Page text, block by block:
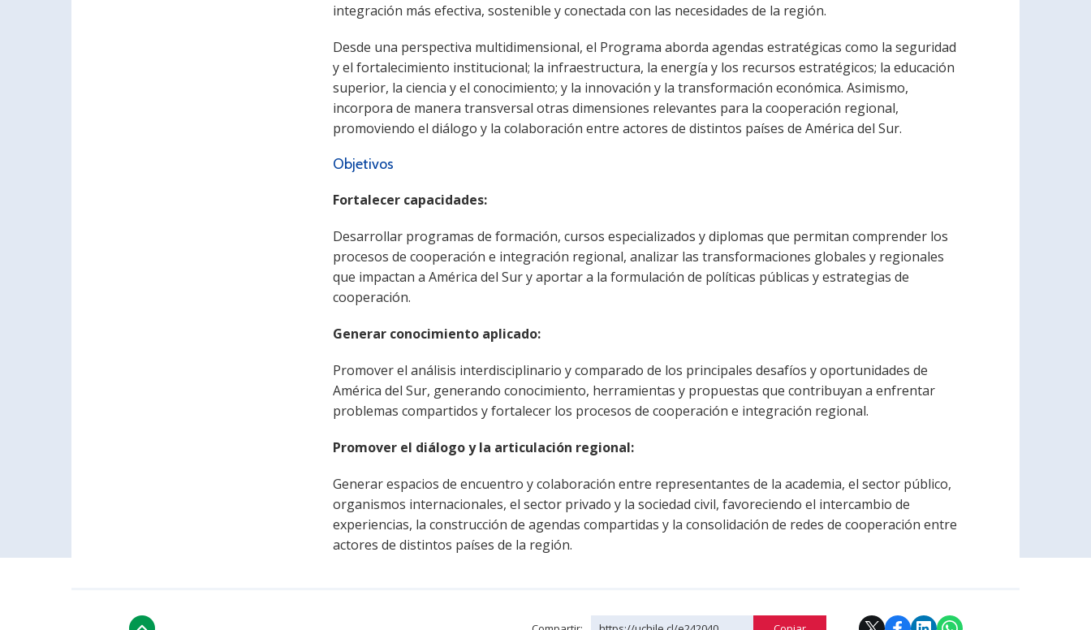
integración más efectiva, sostenible y conectada con las necesidades de la región.
Desde una perspectiva multidimensional, el Programa aborda agendas estratégicas como la seguridad
y el fortalecimiento institucional; la infraestructura, la energía y los recursos estratégicos; la educación
superior, la ciencia y el conocimiento; y la innovación y la transformación económica. Asimismo,
incorpora de manera transversal otras dimensiones relevantes para la cooperación regional,
promoviendo el diálogo y la colaboración entre actores de distintos países de América del Sur.
Objetivos
Fortalecer capacidades:
Desarrollar programas de formación, cursos especializados y diplomas que permitan comprender los
procesos de cooperación e integración regional, analizar las transformaciones globales y regionales
que impactan a América del Sur y aportar a la formulación de políticas públicas y estrategias de
cooperación.
Generar conocimiento aplicado:
Promover el análisis interdisciplinario y comparado de los principales desafíos y oportunidades de
América del Sur, generando conocimiento, herramientas y propuestas que contribuyan a enfrentar
problemas compartidos y fortalecer los procesos de cooperación e integración regional.
Promover el diálogo y la articulación regional:
Generar espacios de encuentro y colaboración entre representantes de la academia, el sector público,
organismos internacionales, el sector privado y la sociedad civil, favoreciendo el intercambio de
experiencias, la construcción de agendas compartidas y la consolidación de redes de cooperación entre
actores de distintos países de la región.